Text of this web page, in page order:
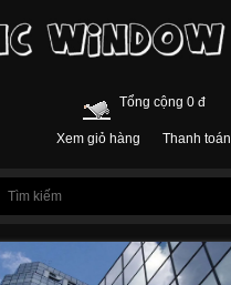
Tổng cộng 0 đ
Xem giỏ hàng Thanh toán